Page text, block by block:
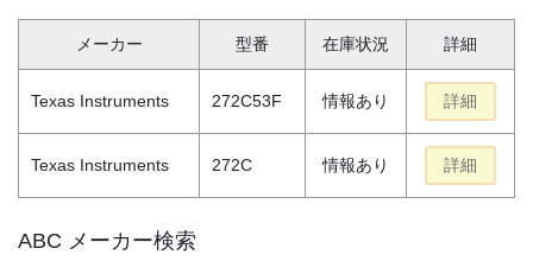
メーカー 型番 在庫状況 詳細
Texas Instruments 272C53F 情報あり 詳細
Texas Instruments 272C 情報あり 詳細
ABC メーカー検索